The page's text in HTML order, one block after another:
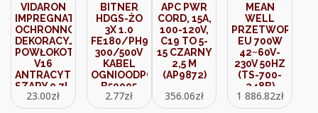
VIDARON
IMPREGNAT
OCHRONNO-
DEKORACYJNY
POWŁOKOTWÓRCZY
V16
ANTRACYT
SZARY 0,7L
23.00zł
BITNER
HDGS-ŻO
3X 1.0
FE180/PH90
300/500V
KABEL
OGNIOODPORNY
B50005
2.77zł
APC PWR
CORD, 15A,
100-120V,
C19 TO 5-
15 CZARNY
2,5 M
(AP9872)
356.06zł
MEAN
WELL
PRZETWORNICA
EU 700W
42~60V-
230V 50HZ
(TS-700-
248B)
1 886.82zł